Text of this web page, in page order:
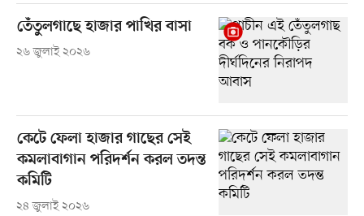
তেঁতুলগাছে হাজার পাখির বাসা
২৬ জুলাই ২০২৬
কেটে ফেলা হাজার গাছের সেই
কমলাবাগান পরিদর্শন করল তদন্ত
কমিটি
২৪ জুলাই ২০২৬